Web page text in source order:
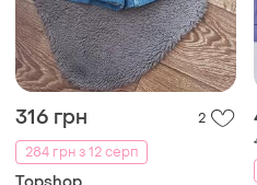
316 грн
2
284 грн з 12 серп